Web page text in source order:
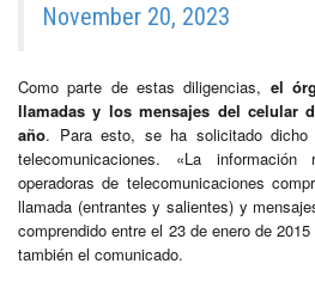
November 20, 2023
Como parte de estas diligencias, el
llamadas y los mensajes del celular
año. Para esto, se ha solicitado
telecomunicaciones. «La
operadoras de telecomunicaciones
llamada (entrantes y salientes) y
comprendido entre el 23 de enero de
también el comunicado.